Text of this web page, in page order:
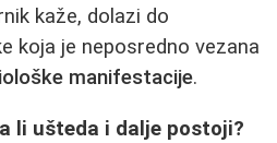
kaže, dolazi do
koja je neposredno vezana
manifestacije.
li ušteda i dalje postoji?